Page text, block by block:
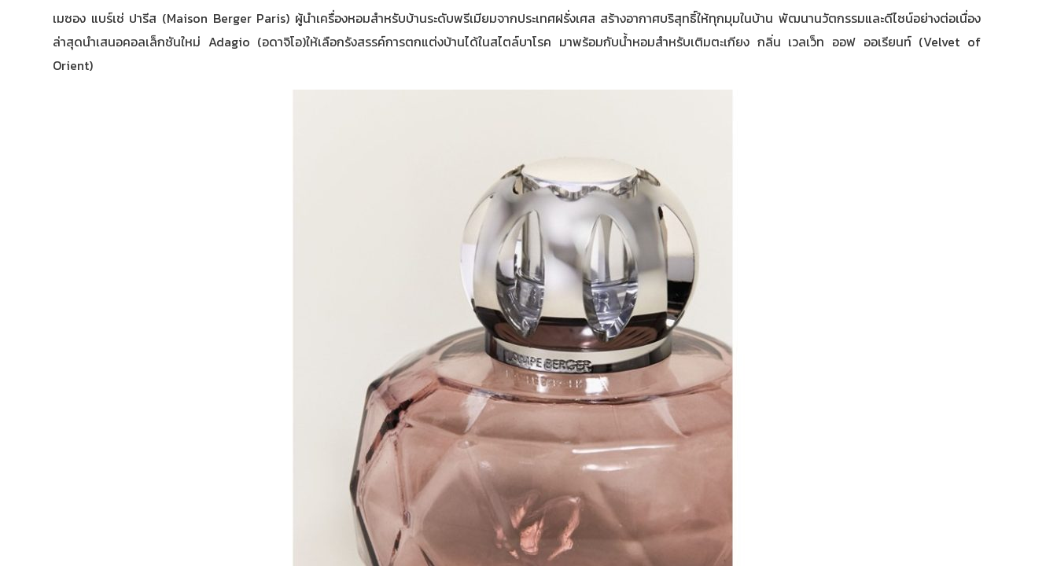
เมซอง แบร์เช่ ปารีส (Maison Berger Paris) ผู้นำเครื่องหอมสำหรับบ้านระดับพรีเมียมจากประเทศฝรั่งเศส สร้างอากาศบริสุทธิ์ให้ทุกมุมในบ้าน พัฒนานวัตกรรมและดีไซน์อย่างต่อเนื่อง
ล่าสุดนำเสนอคอลเล็กชันใหม่ Adagio (อดาจิโอ)ให้เลือกรังสรรค์การตกแต่งบ้านได้ในสไตล์บาโรค มาพร้อมกับน้ำหอมสำหรับเติมตะเกียง กลิ่น เวลเว็ท ออฟ ออเรียนท์ (Velvet of
Orient)